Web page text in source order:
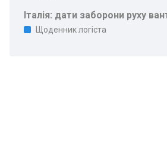
Італія: дати заборони руху
Щоденник логіста